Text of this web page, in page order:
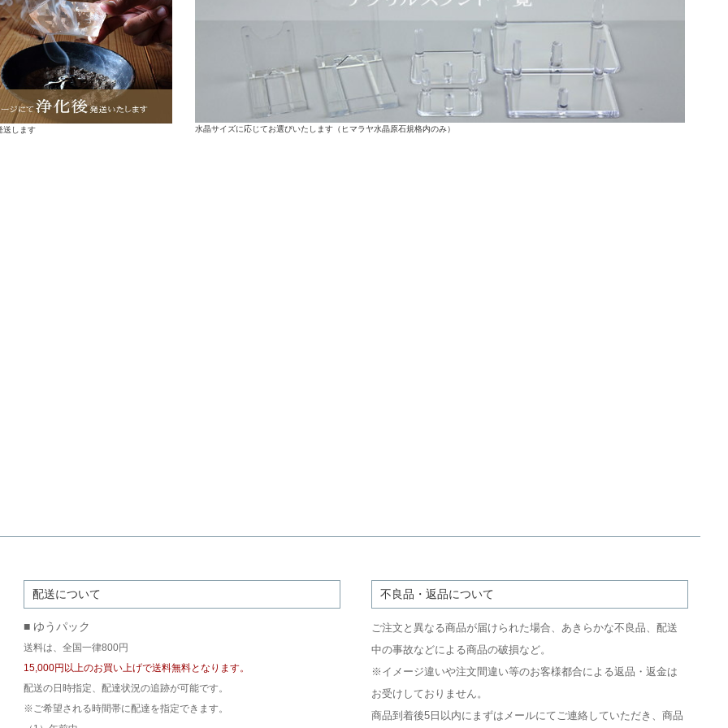
送します 水晶サイズに応じてお選びいたします（ヒマラヤ水晶原石規格内のみ）
配送について
■ ゆうパック
送料は、全国一律800円
15,000円以上のお買い上げで送料無料となります。
配送の日時指定、配達状況の追跡が可能です。
※ご希望される時間帯に配達を指定できます。
不良品・返品について
ご注文と異なる商品が届けられた場合、あきらかな不良品、配送
中の事故などによる商品の破損など。
※イメージ違いや注文間違い等のお客様都合による返品・返金は
お受けしておりません。
商品到着後5日以内にまずはメールにてご連絡していただき、商品